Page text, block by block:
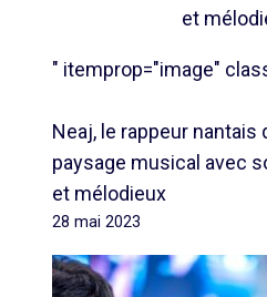
et
" itemprop="image"
Neaj, le rappeur nantais
paysage musical avec
et mélodieux
28 mai 2023